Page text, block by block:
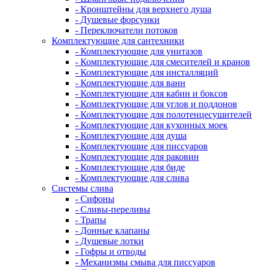
- Кронштейны для верхнего душа
- Душевые форсунки
- Переключатели потоков
Комплектующие для сантехники
- Комплектующие для унитазов
- Комплектующие для смесителей и кранов
- Комплектующие для инсталляций
- Комплектующие для ванн
- Комплектующие для кабин и боксов
- Комплектующие для углов и поддонов
- Комплектующие для полотенцесушителей
- Комплектующие для кухонных моек
- Комплектующие для душа
- Комплектующие для писсуаров
- Комплектующие для раковин
- Комплектующие для биде
- Комплектующие для слива
Системы слива
- Сифоны
- Сливы-переливы
- Трапы
- Донные клапаны
- Душевые лотки
- Гофры и отводы
- Механизмы смыва для писсуаров